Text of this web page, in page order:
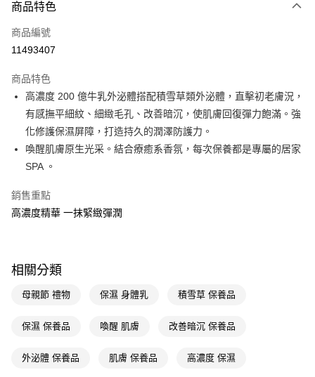
超商取貨付款
LINE Pay
街口支付
悠遊付
Google Pay
AFTEE先享後付
【關於「AFTEE先享後付」】
AFTEE先享後付是「在收到商品之後才付款」的支付方式。 讓您購物簡單
１．於結帳方式選擇「AFTEE先享後付」後，將跳轉至「AFTEE先享後付」
２．訂單成立數日內，您將收到繳費通知簡訊。
※ 請注意：結帳手續完成當下不需立刻繳費，但若您需要取消訂單，請聯絡
即享券
全家取貨付款
每筆NT$65，滿NT$390(含以上)免運費
萊爾富取貨付款
商品特色
商品編號
11493407
商品特色
高濃度 200 億牛乳外泌體搭配積雪草類外泌體，直擊初老膚況，
有感撫平細紋、細緻毛孔、改善暗沉，使肌膚回復彈力飽滿。強
化修護保濕屏障，打造持久的潤澤防護力。
喚醒肌膚原生光采。結合療癒系香氛，每次保養都是專屬的居家
SPA 。
銷售重點
高濃度精華 一抹緊緻彈潤
相關分類
母親節 禮物 保濕 身體乳 積雪草 保養品
保濕 保養品 喚醒 肌膚 改善暗沉 保養品
外泌體 保養品 肌膚 保養品 高濃度 保濕